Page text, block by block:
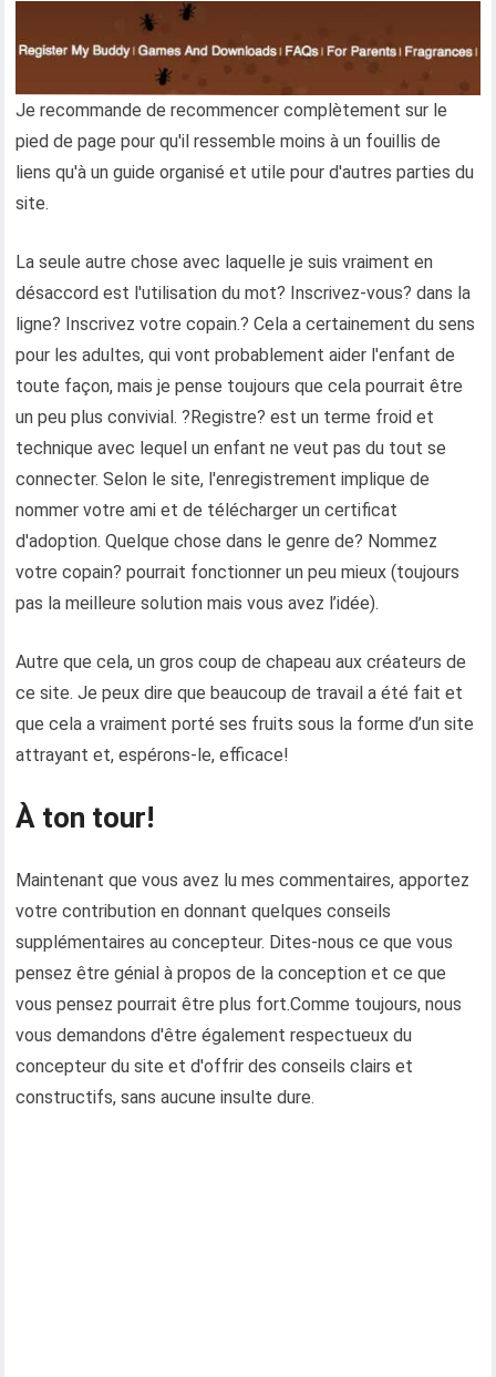
Je recommande de recommencer complètement sur le
pied de page pour qu'il ressemble moins à un fouillis de
liens qu'à un guide organisé et utile pour d'autres parties du
site.
La seule autre chose avec laquelle je suis vraiment en
désaccord est l'utilisation du mot? Inscrivez-vous? dans la
ligne? Inscrivez votre copain.? Cela a certainement du sens
pour les adultes, qui vont probablement aider l'enfant de
toute façon, mais je pense toujours que cela pourrait être
un peu plus convivial. ?Registre? est un terme froid et
technique avec lequel un enfant ne veut pas du tout se
connecter. Selon le site, l'enregistrement implique de
nommer votre ami et de télécharger un certificat
d'adoption. Quelque chose dans le genre de? Nommez
votre copain? pourrait fonctionner un peu mieux (toujours
pas la meilleure solution mais vous avez l’idée).
Autre que cela, un gros coup de chapeau aux créateurs de
ce site. Je peux dire que beaucoup de travail a été fait et
que cela a vraiment porté ses fruits sous la forme d’un site
attrayant et, espérons-le, efficace!
À ton tour!
Maintenant que vous avez lu mes commentaires, apportez
votre contribution en donnant quelques conseils
supplémentaires au concepteur. Dites-nous ce que vous
pensez être génial à propos de la conception et ce que
vous pensez pourrait être plus fort.Comme toujours, nous
vous demandons d'être également respectueux du
concepteur du site et d'offrir des conseils clairs et
constructifs, sans aucune insulte dure.